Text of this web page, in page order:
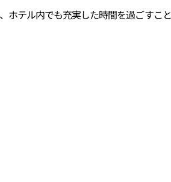
テル内でも充実した時間を過ごすこと